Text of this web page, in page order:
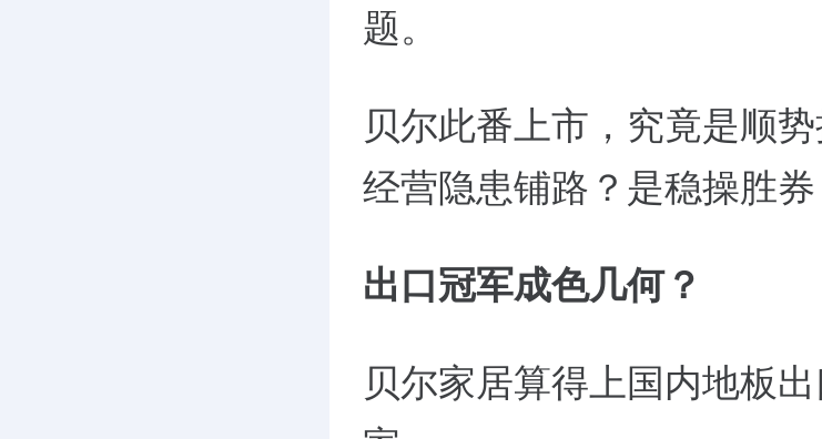
题。
贝尔此番上市，究竟是顺
经营隐患铺路？是稳操胜
出口冠军成色几何？
贝尔家居算得上国内地板